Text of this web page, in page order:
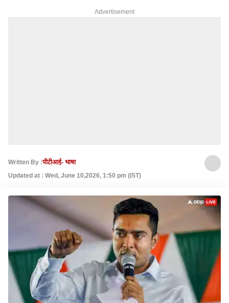
Advertisement
Written By :पीटीआई- भाषा
Updated at : Wed, June 10,2026, 1:50 pm (IST)